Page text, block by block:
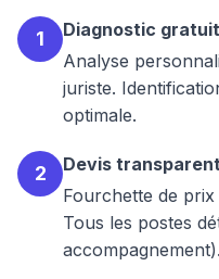
1
Diagnostic
Analyse
juriste.
optimale.
2
Devis
Fourchette de
Tous les postes
accompagnement).